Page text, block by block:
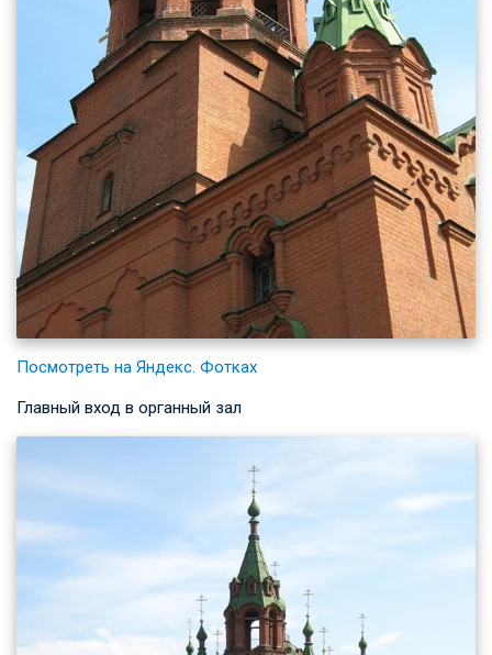
Посмотреть на Яндекс. Фотках
Главный вход в органный зал